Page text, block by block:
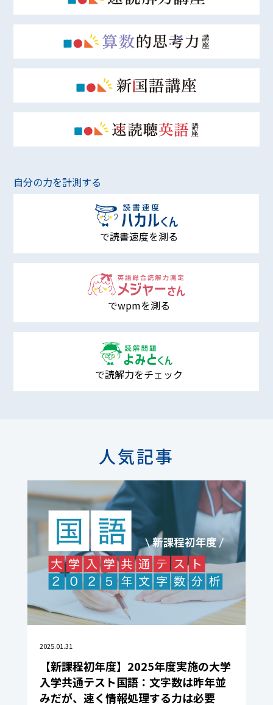
自分の力を計測する
で読書速度を測る
でwpmを測る
で読解力をチェック
人気記事
2025.01.31
【新課程初年度】2025年度実施の大学
入学共通テスト国語：文字数は昨年並
みだが、速く情報処理する力は必要